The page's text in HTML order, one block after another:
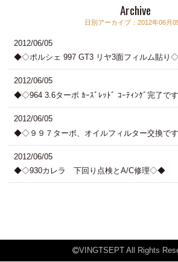
Archive
日別アーカイブ：2012年06月
2012/06/05
◆◇ポルシェ 997 GT3 リヤ3面フィルム貼
2012/06/05
◆◇964 3.6ターボ ｶｰｽﾞﾚｯﾄﾞ ｺｰﾃｨﾝｸﾞ完了
2012/06/05
◆◇９９７ターボ、オイルフィルター交換で
2012/06/05
◆◇930カレラ 下回り点検とA/C修理◇◆
VINGTSEPT All Rights